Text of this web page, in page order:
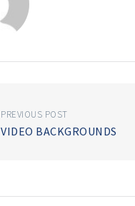
PREVIOUS POST
VIDEO BACKGROUNDS